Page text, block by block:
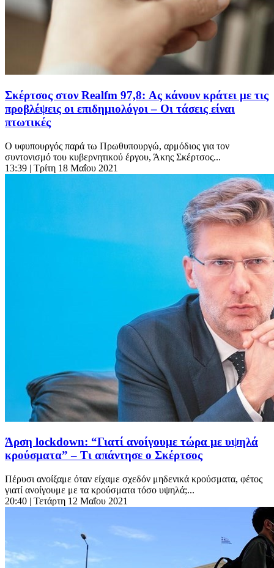
Σκέρτσος στον Realfm 97,8: Ας κάνουν κράτει με τις
προβλέψεις οι επιδημιολόγοι – Οι τάσεις είναι
πτωτικές
Ο υφυπουργός παρά τω Πρωθυπουργώ, αρμόδιος για τον
συντονισμό του κυβερνητικού έργου, Άκης Σκέρτσος...
13:39 | Τρίτη 18 Μαΐου 2021
Άρση lockdown: “Γιατί ανοίγουμε τώρα με υψηλά
κρούσματα” – Τι απάντησε ο Σκέρτσος
Πέρυσι ανοίξαμε όταν είχαμε σχεδόν μηδενικά κρούσματα, φέτος
γιατί ανοίγουμε με τα κρούσματα τόσο υψηλά;...
20:40 | Τετάρτη 12 Μαΐου 2021